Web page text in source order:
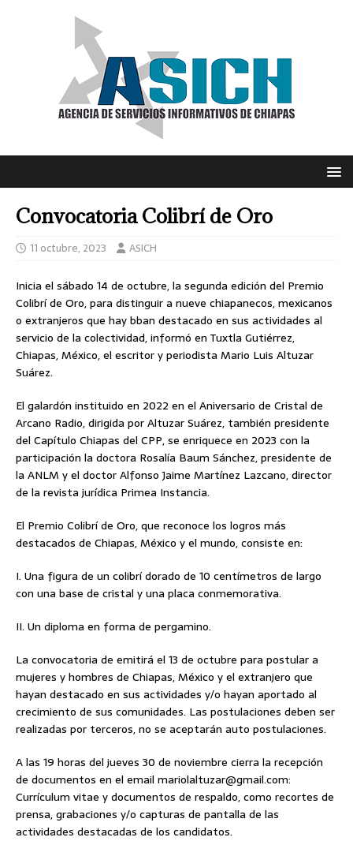
Convocatoria Colibrí de Oro
11 octubre, 2023 ASICH
Inicia el sábado 14 de octubre, la segunda edición del Premio
Colibrí de Oro, para distinguir a nueve chiapanecos, mexicanos
o extranjeros que hay bban destacado en sus actividades al
servicio de la colectividad, informó en Tuxtla Gutiérrez,
Chiapas, México, el escritor y periodista Mario Luis Altuzar
Suárez.
El galardón instituido en 2022 en el Aniversario de Cristal de
Arcano Radio, dirigida por Altuzar Suárez, también presidente
del Capítulo Chiapas del CPP, se enriquece en 2023 con la
participación la doctora Rosalía Baum Sánchez, presidente de
la ANLM y el doctor Alfonso Jaime Martínez Lazcano, director
de la revista jurídica Primea Instancia.
El Premio Colibrí de Oro, que reconoce los logros más
destacados de Chiapas, México y el mundo, consiste en:
I. Una figura de un colibrí dorado de 10 centímetros de largo
con una base de cristal y una placa conmemorativa.
II. Un diploma en forma de pergamino.
La convocatoria de emitirá el 13 de octubre para postular a
mujeres y hombres de Chiapas, México y el extranjero que
hayan destacado en sus actividades y/o hayan aportado al
crecimiento de sus comunidades. Las postulaciones deben ser
realizadas por terceros, no se aceptarán auto postulaciones.
A las 19 horas del jueves 30 de noviembre cierra la recepción
de documentos en el email mariolaltuzar@gmail.com:
Currículum vitae y documentos de respaldo, como recortes de
prensa, grabaciones y/o capturas de pantalla de las
actividades destacadas de los candidatos.